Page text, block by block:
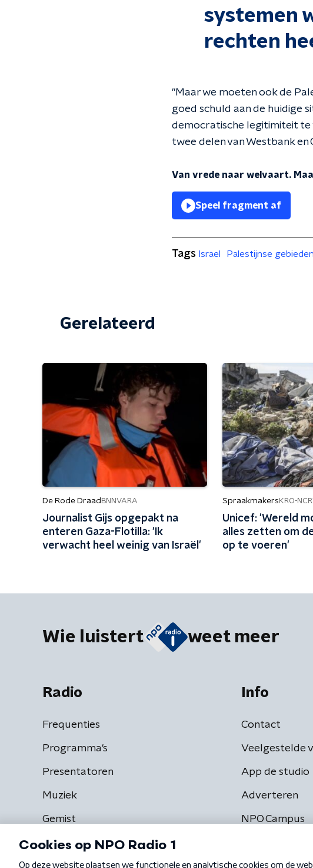
systemen
rechten
"Maar we moeten ook de
goed schuld aan de huidige
democratische legitimiteit te
twee delen van Westbank en
Van vrede naar welvaart.
Speel fragment af
Tags Israel Palestijnse gebieden
Gerelateerd
De Rode Draad BNNVARA
Journalist Gijs opgepakt na
enteren Gaza-Flotilla: 'Ik
verwacht heel weinig van Israël'
Spraakmakers KRO-
Unicef: 'Wereld
alles zetten om
op te voeren'
Wie luistert weet meer
Radio
Frequenties
Programma's
Presentatoren
Muziek
Gemist
Info
Contact
Veelgestelde
App de studio
Adverteren
NPO Campus